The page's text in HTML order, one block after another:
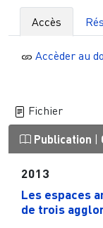
Accès
Accèder au
Fichier
Publication
2013
Les espaces
de trois